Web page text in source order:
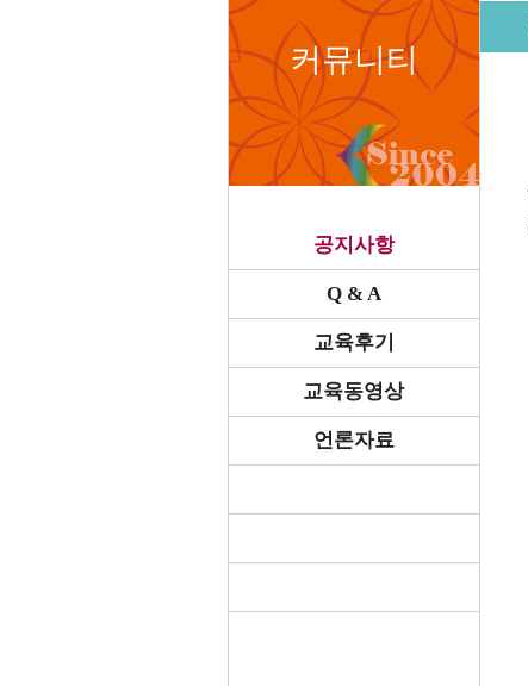
커뮤니티
공지사항
Q & A
교육후기
교육동영상
언론자료